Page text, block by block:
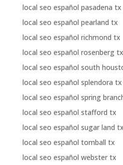
local seo español pasadena tx
local seo español pearland tx
local seo español richmond tx
local seo español rosenberg tx
local seo español south
local seo español splendora tx
local seo español spring
local seo español stafford tx
local seo español sugar land tx
local seo español tomball tx
local seo español webster tx